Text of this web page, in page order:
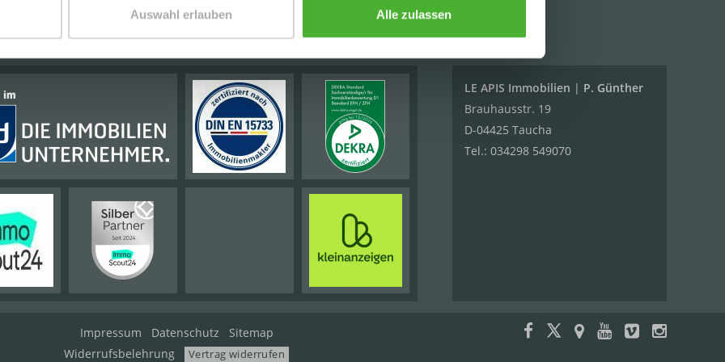
Auswahl erlauben Alle zulassen
PARTNER | AUSZEICHNUNGEN KONTAKT
LE APIS Immobilien | P. Günther
Brauhausstr. 19
D-04425 Taucha
Tel.: 034298 549070
Impressum Datenschutz
Sitemap
Widerrufsbelehrung
Vertrag widerrufen